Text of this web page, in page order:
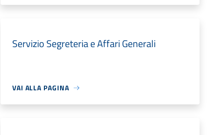
Servizio Segreteria e Affari Generali
VAI ALLA PAGINA